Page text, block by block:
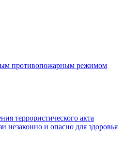
противопожарным режимом
террористического акта
и опасно для здоровья